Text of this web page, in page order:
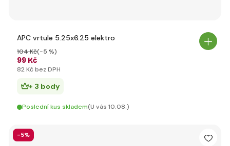
APC vrtule 5.25x6.25 elektro
99 Kč
104 Kč(-5 %)
82 Kč bez DPH
+ 3 body
Poslední kus skladem(U vás 10.08.)
-5%